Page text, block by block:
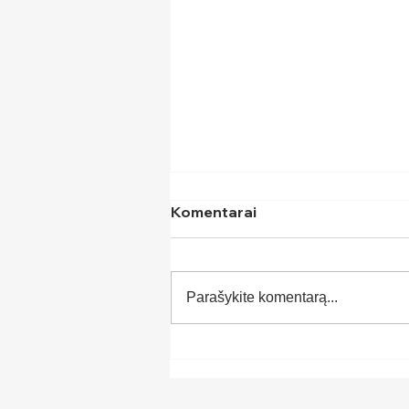
Komentarai
Parašykite komentarą...